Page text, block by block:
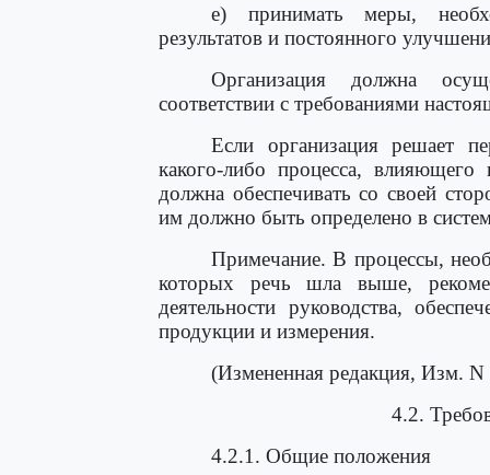
е) принимать меры,
результатов и постоянного
Организация должна
соответствии с требованиями
Если организация решает
какого-либо процесса, влияющего
должна обеспечивать со своей
им должно быть определено в
Примечание. В процессы,
которых речь шла выше,
деятельности руководства,
продукции и измерения.
(Измененная редакция, Изм. N
4.2.
4.2.1. Общие положения